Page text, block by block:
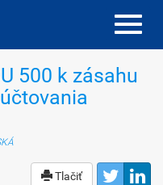
500 k zásahu
Tlačiť